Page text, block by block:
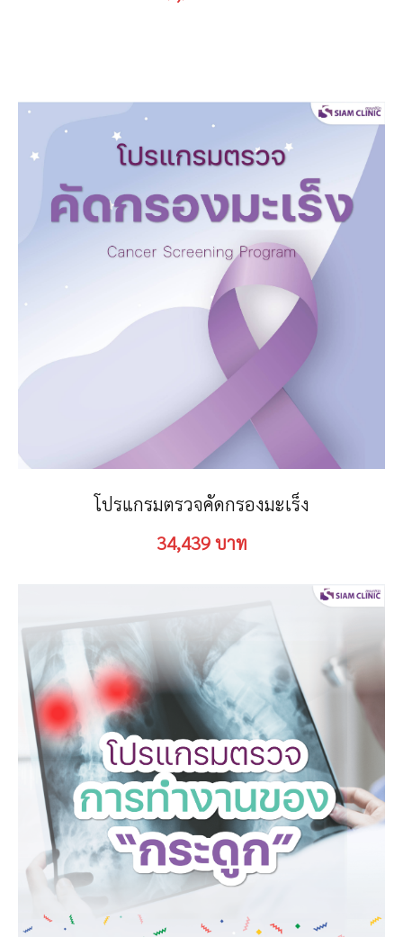
โปรแกรมตรวจคัดกรองมะเร็ง
34,439 บาท